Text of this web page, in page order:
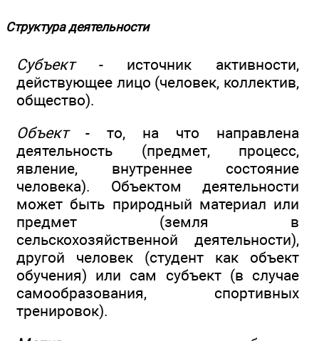
Структура деятельности
Субъект- источник активности,
действующее лицо (человек, коллектив,
общество).
Объект- то, на что направлена
деятельность (предмет, процесс,
явление, внутреннее состояние
человека). Объектом деятельности
может быть природный материал или
предмет (земля в
сельскохозяйственной деятельности),
другой человек (студент как объект
обучения) или сам субъект (в случае
самообразования, спортивных
тренировок).